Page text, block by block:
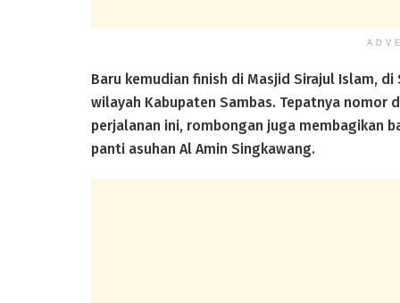
Baru kemudian finish di Masjid Sirajul Islam,
wilayah Kabupaten Sambas. Tepatnya
perjalanan ini, rombongan juga membagikan
panti asuhan Al Amin Singkawang.